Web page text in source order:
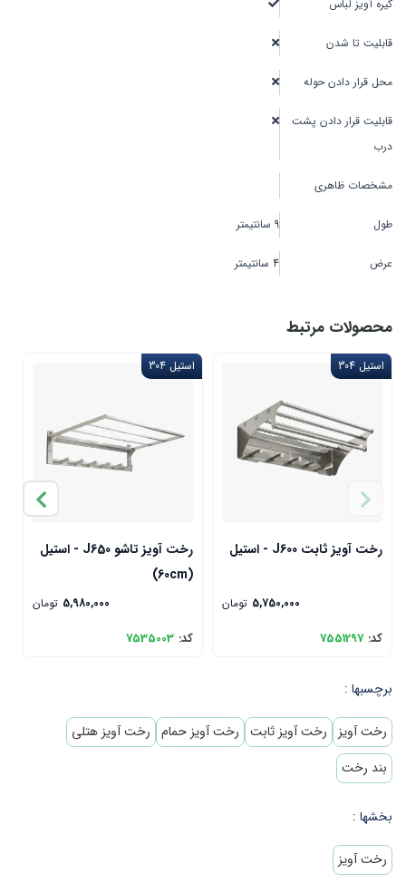
گیره آویز لباس
قابلیت تا شدن
محل قرار دادن حوله
قابلیت قرار دادن پشت
درب
مشخصات ظاهری
طول 9 سانتیمتر
عرض 4 سانتیمتر
محصولات مرتبط
استیل 304
رخت آویز ثابت J600 - استیل
5,750,000 تومان
کد: 7551297
استیل 304
رخت آویز تاشو J650 - استیل
(60cm)
5,980,000 تومان
کد: 7535003
برچسبها :
رخت آویز رخت آویز ثابت رخت آویز حمام رخت آویز هتلی
بند رخت
بخشها :
رخت آویز